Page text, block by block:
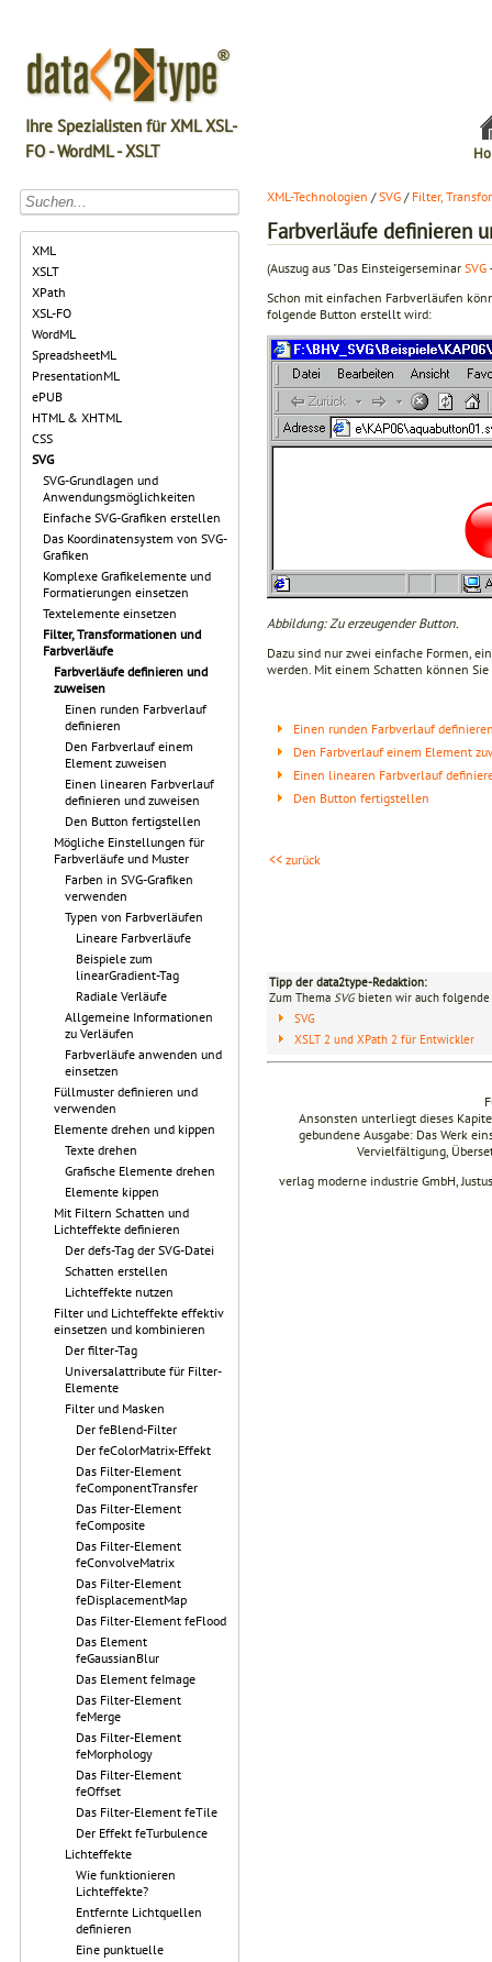
Ihre Spezialisten für XML XSL-
FO - WordML - XSLT
XML
XSLT
XPath
XSL-FO
WordML
SpreadsheetML
PresentationML
ePUB
HTML & XHTML
CSS
SVG
SVG-Grundlagen und
Anwendungsmöglichkeiten
Einfache SVG-Grafiken erstellen
Das Koordinatensystem von SVG-
Grafiken
Komplexe Grafikelemente und
Formatierungen einsetzen
Textelemente einsetzen
Filter, Transformationen und
Farbverläufe
Farbverläufe definieren und
zuweisen
Einen runden Farbverlauf
definieren
Den Farbverlauf einem
Element zuweisen
Einen linearen Farbverlauf
definieren und zuweisen
Den Button fertigstellen
Mögliche Einstellungen für
Farbverläufe und Muster
Farben in SVG-Grafiken
verwenden
Typen von Farbverläufen
Lineare Farbverläufe
Beispiele zum
linearGradient-Tag
Radiale Verläufe
Allgemeine Informationen
zu Verläufen
Farbverläufe anwenden und
einsetzen
Füllmuster definieren und
verwenden
Elemente drehen und kippen
Texte drehen
Grafische Elemente drehen
Elemente kippen
Mit Filtern Schatten und
Lichteffekte definieren
Der defs-Tag der SVG-Datei
Schatten erstellen
Lichteffekte nutzen
Filter und Lichteffekte effektiv
einsetzen und kombinieren
Der filter-Tag
Universalattribute für Filter-
Elemente
Filter und Masken
Der feBlend-Filter
Der feColorMatrix-Effekt
Das Filter-Element
feComponentTransfer
Das Filter-Element
feComposite
Das Filter-Element
feConvolveMatrix
Das Filter-Element
feDisplacementMap
Das Filter-Element feFlood
Das Element
feGaussianBlur
Das Element feImage
Das Filter-Element
feMerge
Das Filter-Element
feMorphology
Das Filter-Element
feOffset
Das Filter-Element feTile
Der Effekt feTurbulence
Lichteffekte
Wie funktionieren
Lichteffekte?
Entfernte Lichtquellen
definieren
Eine punktuelle
XML-Technologien /SVG / Filter,
Farbverläufe definieren
(Auszug aus "Das Einsteigerseminar SVG
Schon mit einfachen Farbverläufen
folgende Button erstellt wird:
Abbildung: Zu erzeugender Button.
Dazu sind nur zwei einfache Formen,
werden. Mit einem Schatten können
Einen runden Farbverlauf
Den Farbverlauf einem Element
Einen linearen Farbverlauf
Den Button fertigstellen
<< zurück
Tipp der data2type-Redaktion:
Zum Thema SVGbieten wir auch folgende
SVG
XSLT 2 und XPath 2 für Entwickler
Ansonsten unterliegt dieses
gebundene Ausgabe: Das Werk
Vervielfältigung,
verlag moderne industrie GmbH,